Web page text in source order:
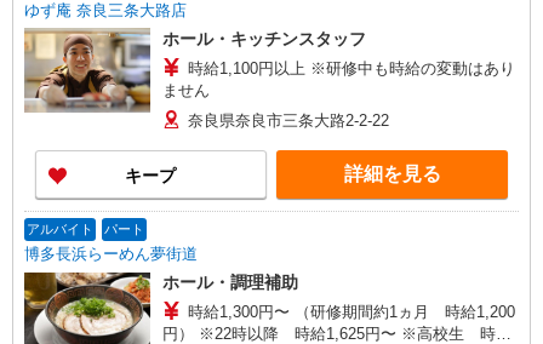
ゆず庵 奈良三条大路店
ホール・キッチンスタッフ
時給1,100円以上 ※研修中も時給の変動はあり
ません
奈良県奈良市三条大路2-2-22
キープ 詳細を見る
アルバイト パート
博多長浜らーめん夢街道
ホール・調理補助
時給1,300円〜 （研修期間約1ヵ月 時給1,200
円） ※22時以降 時給1,625円〜 ※高校生 時給